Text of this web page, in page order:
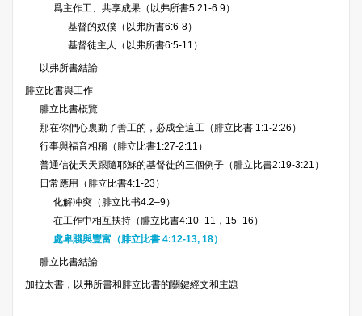
爲主作工、共享成果（以弗所書5:21-6:9）
基督的奴僕（以弗所書6:6-8）
基督徒主人（以弗所書6:5-11）
以弗所書結論
腓立比書與工作
腓立比書概覽
那在你們心裏動了善工的，必成全這工（腓立比書 1:1-2:26）
行事與福音相稱（腓立比書1:27-2:11）
普通信徒天天跟隨耶穌的基督徒的三個例子（腓立比書2:19-3:21）
日常應用（腓立比書4:1-23）
化解冲突（腓立比书4:2–9）
在工作中相互扶持（腓立比書4:10–11，15–16）
處卑賤與豐富（腓立比書 4:12-13, 18）
腓立比書結論
加拉太書，以弗所書和腓立比書的關鍵經文和主題